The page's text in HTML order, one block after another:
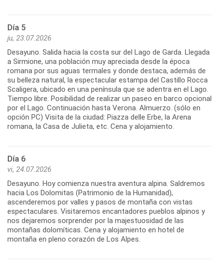
Día 5
ju, 23.07.2026
Desayuno. Salida hacia la costa sur del Lago de Garda. Llegada
a Sirmione, una población muy apreciada desde la época
romana por sus aguas termales y donde destaca, además de
su belleza natural, la espectacular estampa del Castillo Rocca
Scaligera, ubicado en una península que se adentra en el Lago.
Tiempo libre. Posibilidad de realizar un paseo en barco opcional
por el Lago. Continuación hasta Verona. Almuerzo. (sólo en
opción PC) Visita de la ciudad: Piazza delle Erbe, la Arena
romana, la Casa de Julieta, etc. Cena y alojamiento.
Día 6
vi, 24.07.2026
Desayuno. Hoy comienza nuestra aventura alpina. Saldremos
hacia Los Dolomitas (Patrimonio de la Humanidad),
ascenderemos por valles y pasos de montaña con vistas
espectaculares. Visitaremos encantadores pueblos alpinos y
nos dejaremos sorprender por la majestuosidad de las
montañas dolomíticas. Cena y alojamiento en hotel de
montaña en pleno corazón de Los Alpes.